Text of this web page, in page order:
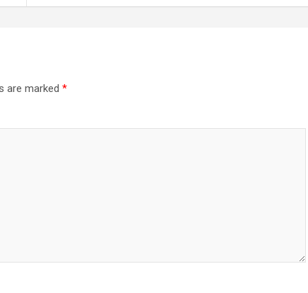
are marked *